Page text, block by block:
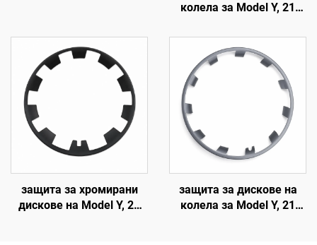
колела за Model Y, 21
защита за хромирани
дискове на Model Y, 20
защита за дискове на
колела за Model Y, 21